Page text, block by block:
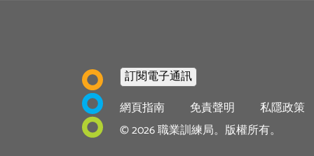
Footer
menu
網頁指南 免責聲明
私隱政策
©2026職業訓練局。版權所有。